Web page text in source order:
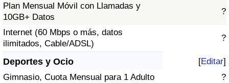
Plan Mensual Móvil con Llamadas y
10GB+ Datos
?
Internet (60 Mbps o más, datos
ilimitados, Cable/ADSL)
?
Deportes y Ocio [Editar]
Gimnasio, Cuota Mensual para 1 Adulto
?